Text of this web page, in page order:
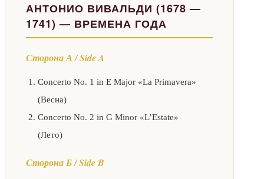
АНТОНИО ВИВАЛЬДИ (1678 —
1741) — ВРЕМЕНА ГОДА
Сторона А / Side A
Concerto No. 1 in E Major «La Primavera»
(Весна)
Concerto No. 2 in G Minor «L’Estate»
(Лето)
Сторона Б / Side B